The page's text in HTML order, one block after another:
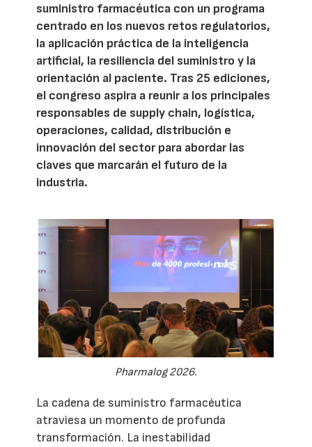
suministro farmacéutica con un programa
centrado en los nuevos retos regulatorios,
la aplicación práctica de la inteligencia
artificial, la resiliencia del suministro y la
orientación al paciente. Tras 25 ediciones,
el congreso aspira a reunir a los principales
responsables de supply chain, logística,
operaciones, calidad, distribución e
innovación del sector para abordar las
claves que marcarán el futuro de la
industria.
Pharmalog 2026.
La cadena de suministro farmacéutica
atraviesa un momento de profunda
transformación. La inestabilidad